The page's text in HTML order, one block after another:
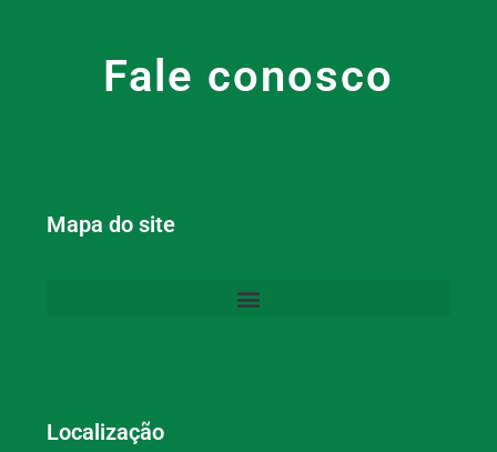
Fale conosco
Mapa do site
Localização